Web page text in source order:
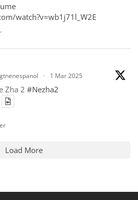
watch?v=wb1j71l_W2E
· 1 Mar 2025
Zha 2 #Nezha2
Load More